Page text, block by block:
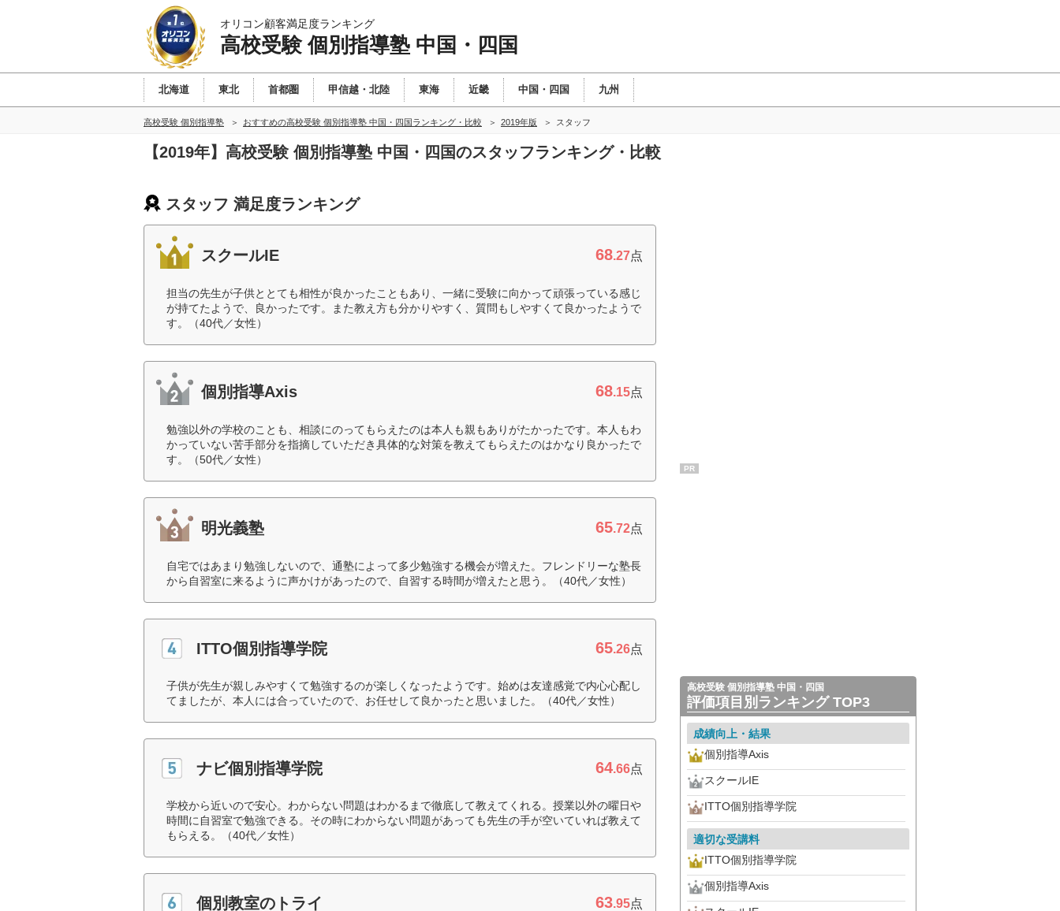
オリコン顧客満足度ランキング
高校受験 個別指導塾 中国・四国
北海道 東北 首都圏 甲信越・北陸 東海 近畿 中国・四国 九州
高校受験 個別指導塾 おすすめの高校受験 個別指導塾 中国・四国ランキング・比較 2019年版 スタッフ
【2019年】高校受験 個別指導塾 中国・四国のスタッフランキング・比較
スタッフ 満足度ランキング
スクールIE 68.27点
担当の先生が子供ととても相性が良かったこともあり、一緒に受験に向かって頑張っている感じ
が持てたようで、良かったです。また教え方も分かりやすく、質問もしやすくて良かったようで
す。（40代／女性）
個別指導Axis 68.15点
勉強以外の学校のことも、相談にのってもらえたのは本人も親もありがたかったです。本人もわ
かっていない苦手部分を指摘していただき具体的な対策を教えてもらえたのはかなり良かったで
す。（50代／女性）
明光義塾 65.72点
自宅ではあまり勉強しないので、通塾によって多少勉強する機会が増えた。フレンドリーな塾長
から自習室に来るように声かけがあったので、自習する時間が増えたと思う。（40代／女性）
ITTO個別指導学院 65.26点
子供が先生が親しみやすくて勉強するのが楽しくなったようです。始めは友達感覚で内心心配し
てましたが、本人には合っていたので、お任せして良かったと思いました。（40代／女性）
ナビ個別指導学院 64.66点
学校から近いので安心。わからない問題はわかるまで徹底して教えてくれる。授業以外の曜日や
時間に自習室で勉強できる。その時にわからない問題があっても先生の手が空いていれば教えて
もらえる。（40代／女性）
個別教室のトライ 63.95点
PR
高校受験 個別指導塾 中国・四国
評価項目別ランキング TOP3
成績向上・結果
個別指導Axis
スクールIE
ITTO個別指導学院
適切な受講料
ITTO個別指導学院
個別指導Axis